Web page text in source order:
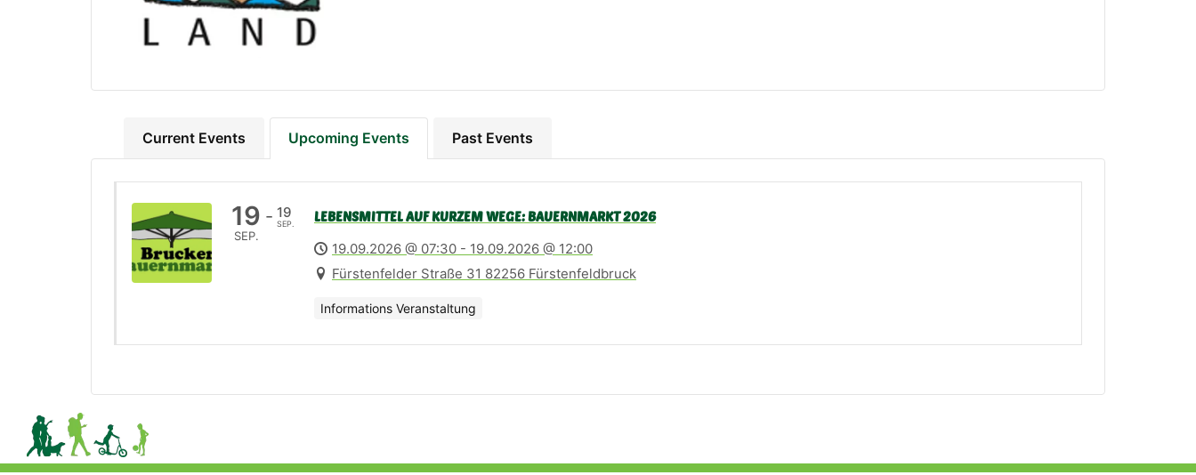
Current Events Upcoming Events Past Events
19
SEP.
- 19
SEP. LEBENSMITTEL AUF KURZEM WEGE: BAUERNMARKT 2026
19.09.2026 @ 07:30 - 19.09.2026 @ 12:00
Fürstenfelder Straße 31 82256 Fürstenfeldbruck
Informations Veranstaltung